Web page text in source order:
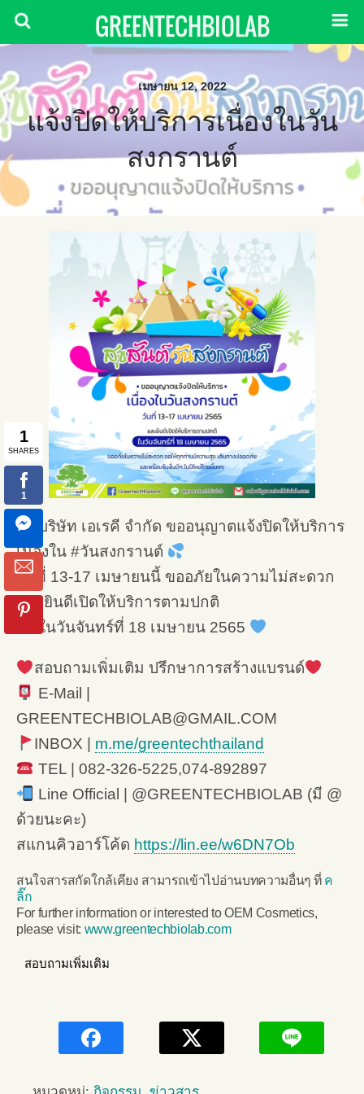
GREENTECHBIOLAB
เมษายน 12, 2022
แจ้งปิดให้บริการเนื่องในวัน
สงกรานต์
บริษัท เอเรคี จำกัด ขออนุญาตแจ้งปิดให้บริการ
เนื่องใน #วันสงกรานต์
วันที่ 13-17 เมษายนนี้ ขออภัยในความไม่สะดวก
และยินดีเปิดให้บริการตามปกติ
ในวันจันทร์ที่ 18 เมษายน 2565
สอบถามเพิ่มเติม ปรึกษาการสร้างแบรนด์
E-Mail |
GREENTECHBIOLAB@GMAIL.COM
INBOX | m.me/greentechthailand
TEL | 082-326-5225,074-892897
Line Official | @GREENTECHBIOLAB (มี @
ด้วยนะคะ)
สแกนคิวอาร์โค้ด https://lin.ee/w6DN7Ob
สนใจสารสกัดใกล้เคียง สามารถเข้าไปอ่านบทความอื่นๆ ที่ ค
ลิ๊ก
For further information or interested to OEM Cosmetics,
please visit: www.greentechbiolab.com
สอบถามเพิ่มเติม